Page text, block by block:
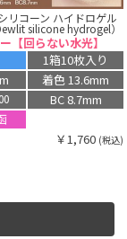
リコーン ハイドロゲル
silicone hydrogel）
【回らない水光】
1箱10枚入り
着色 13.6mm
BC 8.7mm
￥1,760 (税込)